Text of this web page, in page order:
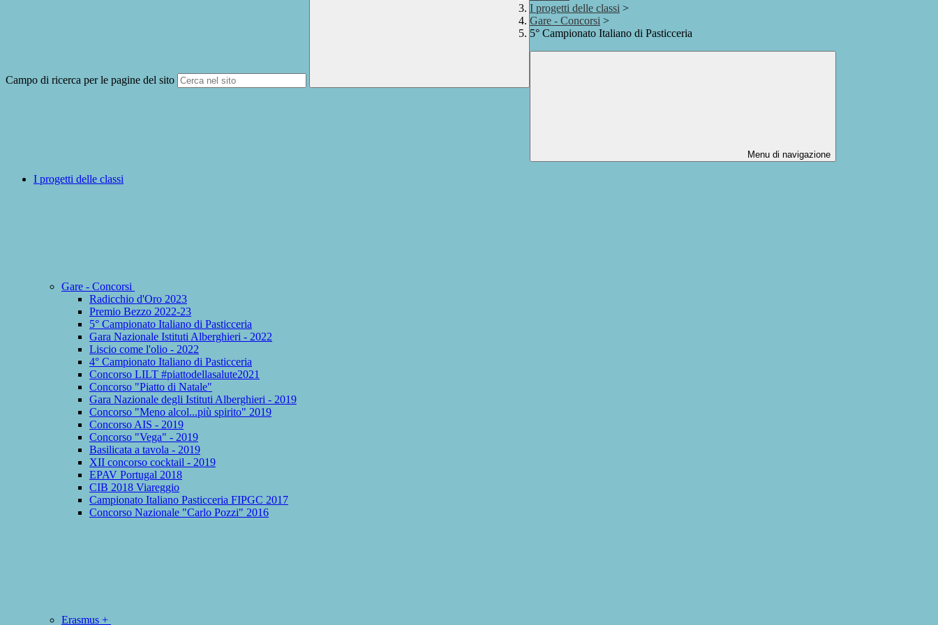
Campo di ricerca per le pagine del sito
I progetti delle classi >
Gare - Concorsi >
5° Campionato Italiano di Pasticceria
Menu di navigazione
I progetti delle classi
Gare - Concorsi
Radicchio d'Oro 2023
Premio Bezzo 2022-23
5° Campionato Italiano di Pasticceria
Gara Nazionale Istituti Alberghieri - 2022
Liscio come l'olio - 2022
4° Campionato Italiano di Pasticceria
Concorso LILT #piattodellasalute2021
Concorso "Piatto di Natale"
Gara Nazionale degli Istituti Alberghieri - 2019
Concorso "Meno alcol...più spirito" 2019
Concorso AIS - 2019
Concorso "Vega" - 2019
Basilicata a tavola - 2019
XII concorso cocktail - 2019
EPAV Portugal 2018
CIB 2018 Viareggio
Campionato Italiano Pasticceria FIPGC 2017
Concorso Nazionale "Carlo Pozzi" 2016
Erasmus +